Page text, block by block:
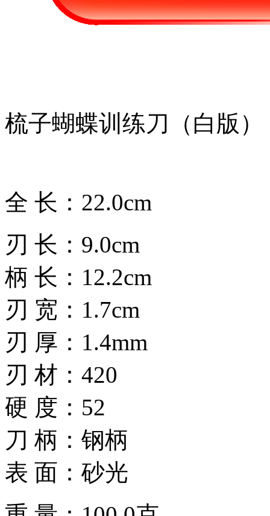
梳子蝴蝶训练刀（白版）
全 长：22.0cm
刃 长：9.0cm
柄 长：12.2cm
刃 宽：1.7cm
刃 厚：1.4mm
刃 材：420
硬 度：52
刀 柄：钢柄
表 面：砂光